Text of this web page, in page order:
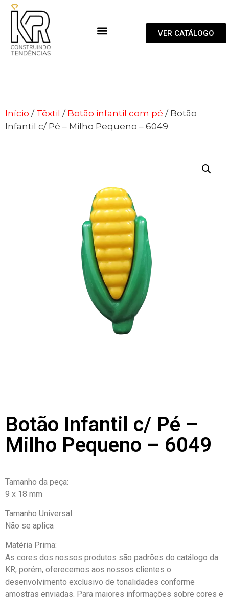
VER CATÁLOGO
Início / Têxtil / Botão infantil com pé / Botão
Infantil c/ Pé – Milho Pequeno – 6049
Botão Infantil c/ Pé –
Milho Pequeno – 6049
Tamanho da peça:
9 x 18 mm
Tamanho Universal:
Não se aplica
Matéria Prima:
As cores dos nossos produtos são padrões do catálogo da
KR, porém, oferecemos aos nossos clientes o
desenvolvimento exclusivo de tonalidades conforme
amostras enviadas. Para maiores informações sobre cores e